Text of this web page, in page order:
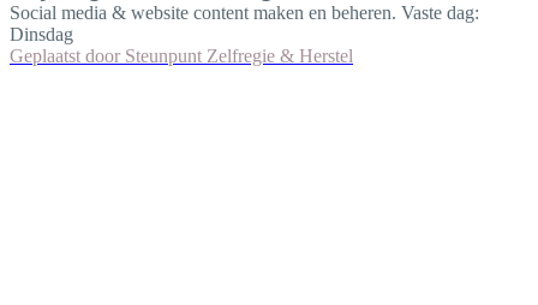
Social media & website content maken en beheren. Vaste dag:
Dinsdag
Geplaatst door Steunpunt Zelfregie & Herstel